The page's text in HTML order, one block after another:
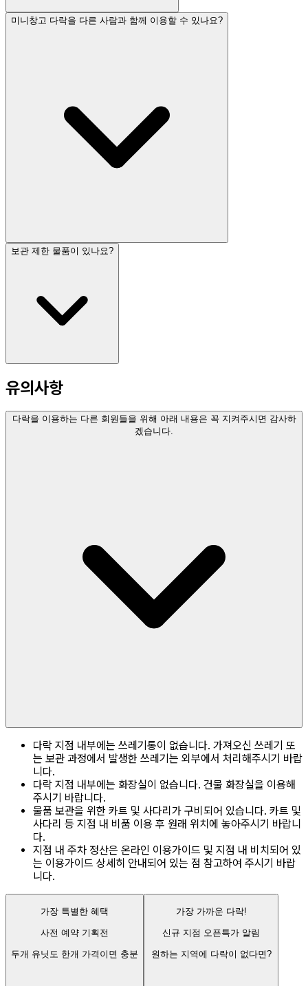
미니창고 다락을 다른 사람과 함께 이용할 수 있나요?
보관 제한 물품이 있나요?
유의사항
다락을 이용하는 다른 회원들을 위해 아래 내용은 꼭 지켜주시면 감사하
겠습니다.
다락 지점 내부에는 쓰레기통이 없습니다. 가져오신 쓰레기 또
는 보관 과정에서 발생한 쓰레기는 외부에서 처리해주시기 바랍
니다.
다락 지점 내부에는 화장실이 없습니다. 건물 화장실을 이용해
주시기 바랍니다.
물품 보관을 위한 카트 및 사다리가 구비되어 있습니다. 카트 및
사다리 등 지점 내 비품 이용 후 원래 위치에 놓아주시기 바랍니
다.
지점 내 주차 정산은 온라인 이용가이드 및 지점 내 비치되어 있
는 이용가이드 상세히 안내되어 있는 점 참고하여 주시기 바랍
니다.
가장 특별한 혜택
사전 예약 기획전
두개 유닛도 한개 가격이면 충분
가장 가까운 다락!
신규 지점 오픈특가 알림
원하는 지역에 다락이 없다면?